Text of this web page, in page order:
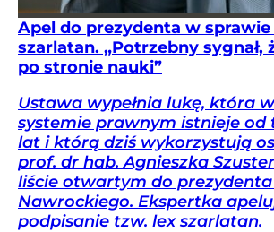
Apel do prezydenta w sprawie
szarlatan. „Potrzebny sygnał,
po stronie nauki”
Ustawa wypełnia lukę, która
systemie prawnym istnieje od
lat i którą dziś wykorzystują
prof. dr hab. Agnieszka
liście otwartym do
Nawrockiego. Ekspertka
podpisanie tzw. lex szarlatan.